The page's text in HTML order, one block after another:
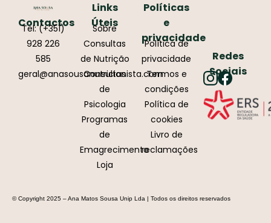
Contactos
Tel: (+351)
928 226
585
geral@anasousanutricionista.com
Links
Úteis
Sobre
Consultas
de Nutrição
Consultas
de
Psicologia
Programas
de
Emagrecimento
Loja
Políticas
e
privacidade
Política de
privacidade
Termos e
condições
Política de
cookies
Livro de
reclamações
Redes
Sociais
© Copyright 2025 – Ana Matos Sousa Unip Lda | Todos os direitos reservados